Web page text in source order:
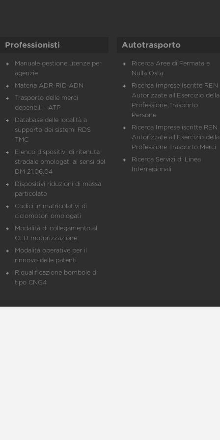
Professionisti
Manuale gestione utenze per
agenzie
Materia ADR-RID-ADN
Trasporto delle merci
deperibili - ATP
Database delle località a
supporto dei sistemi RDS
TMC
Elenco dispositivi di ritenuta
stradale omologati ai sensi del
DM 21.06.04
Dispositivi riduzioni di massa
particolato
Codici immatricolativi di
ciclomotori omologati
Modalità di collegamento al
CED motorizzazione
Modalità operative per il
rinnovo delle patenti
Riqualificazione bombole di
tipo CNG4
Autotrasporto
Ricerca Aree di Fermata e
Nulla Osta
Ricerca Imprese Iscritte REN
Autorizzate all'Esercizio della
Professione Trasporto
Persone
Ricerca Imprese iscritte REN
Autorizzate all'Esercizio della
Professione Trasporto Merci
Ricerca Servizi di Linea
Interregionali